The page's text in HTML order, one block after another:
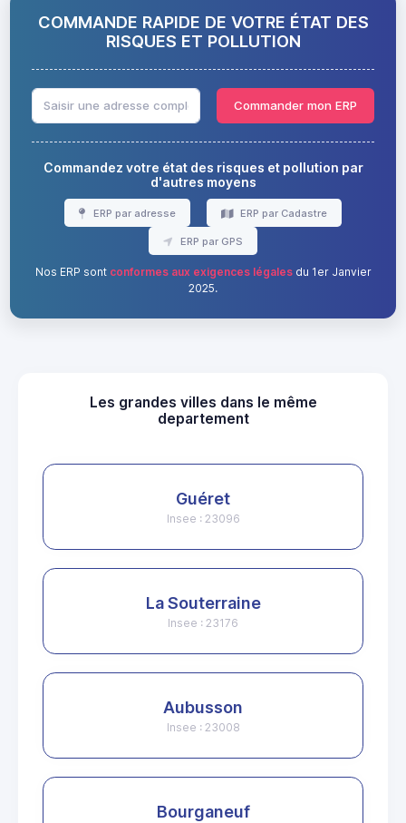
COMMANDE RAPIDE DE VOTRE ÉTAT DES
RISQUES ET POLLUTION
Commander mon ERP
Commandez votre état des risques et pollution par
d'autres moyens
ERP par adresse ERP par Cadastre
ERP par GPS
Nos ERP sont conformes aux exigences légalesdu 1er Janvier
2025.
Les grandes villes dans le même
departement
Guéret
Insee : 23096
La Souterraine
Insee : 23176
Aubusson
Insee : 23008
Bourganeuf